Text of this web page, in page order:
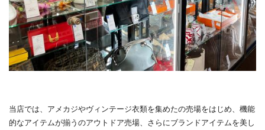
当店では、アメカジやヴィンテージ衣類を集めたの売場をはじめ、機能
的なアイテムが揃うのアウトドア売場、さらにブランドアイテムを美し